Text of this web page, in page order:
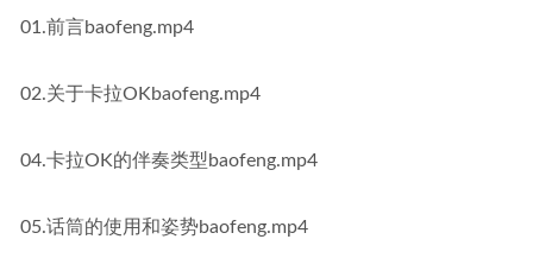
01.前言baofeng.mp4
02.关于卡拉OKbaofeng.mp4
04.卡拉OK的伴奏类型baofeng.mp4
05.话筒的使用和姿势baofeng.mp4